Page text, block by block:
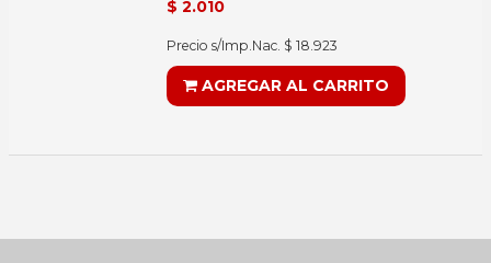
$ 2.010
Precio s/Imp.Nac. $ 18.923
AGREGAR AL CARRITO